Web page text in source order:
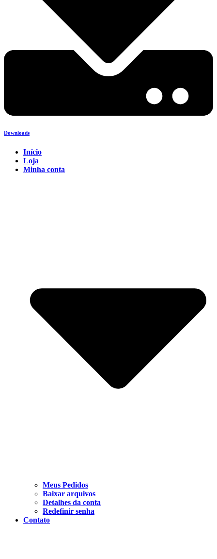
Downloads
Início
Loja
Minha conta
Meus Pedidos
Baixar arquivos
Detalhes da conta
Redefinir senha
Contato